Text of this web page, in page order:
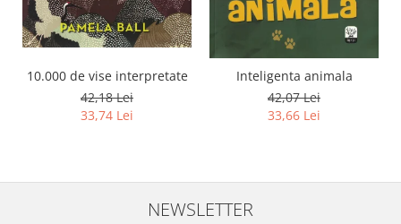
10.000 de vise interpretate
42,18 Lei
33,74 Lei
Inteligenta animala
42,07 Lei
33,66 Lei
NEWSLETTER